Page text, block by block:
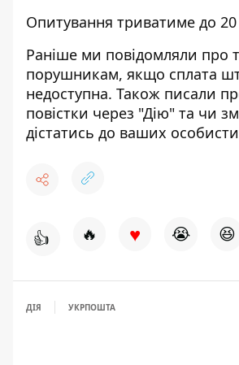
Опитування триватиме до
Раніше ми повідомляли про
порушникам, якщо сплата
недоступна. Також писали
повістки через "Дію" та чи
дістатись до ваших
👍 🔥 ♥ 😭 😆
ДІЯ УКРПОШТА